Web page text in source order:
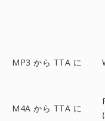
MP3 から TTA に
M4A から TTA に